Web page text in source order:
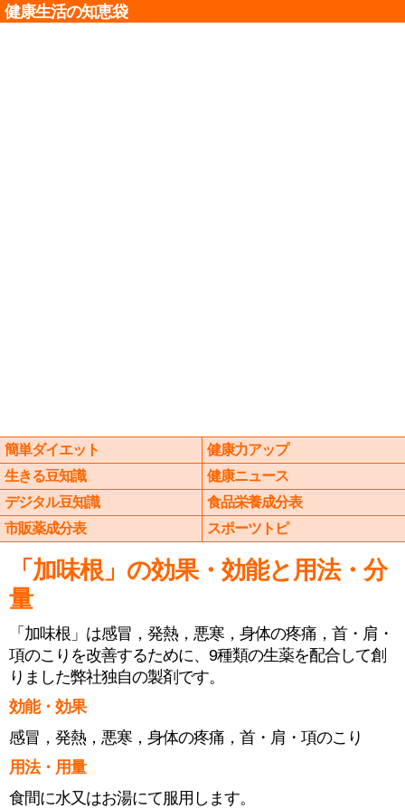
健康生活の知恵袋
簡単ダイエット
健康力アップ
生きる豆知識
健康ニュース
デジタル豆知識
食品栄養成分表
市販薬成分表
スポーツトピ
「加味根」の効果・効能と用法・分
量
「加味根」は感冒，発熱，悪寒，身体の疼痛，首・肩・
項のこりを改善するために、9種類の生薬を配合して創
りました弊社独自の製剤です。
効能・効果
感冒，発熱，悪寒，身体の疼痛，首・肩・項のこり
用法・用量
食間に水又はお湯にて服用します。